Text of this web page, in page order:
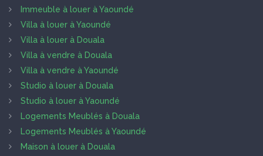
Immeuble à louer à Yaoundé
Villa à louer à Yaoundé
Villa à louer à Douala
Villa à vendre à Douala
Villa à vendre à Yaoundé
Studio à louer à Douala
Studio à louer à Yaoundé
Logements Meublés à Douala
Logements Meublés à Yaoundé
Maison à louer à Douala